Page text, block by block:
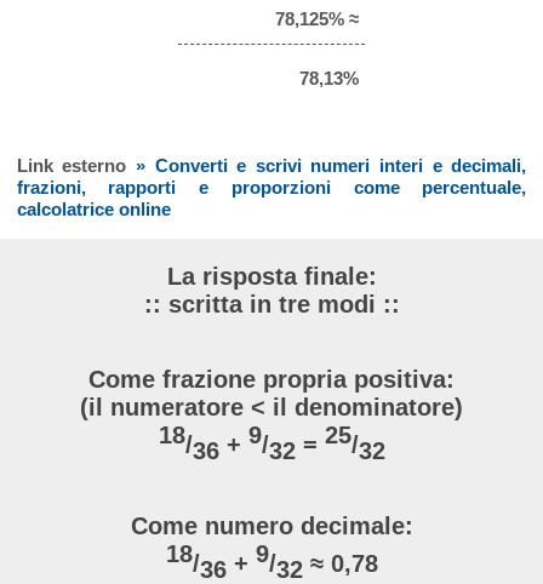
78,125% ≈
78,13%
Link esterno » Converti e scrivi numeri interi e decimali,
frazioni, rapporti e proporzioni come percentuale,
calcolatrice online
La risposta finale:
:: scritta in tre modi ::
Come frazione propria positiva:
(il numeratore < il denominatore)
18/36 + 9/32 = 25/32
Come numero decimale:
18/36 + 9/32 ≈ 0,78